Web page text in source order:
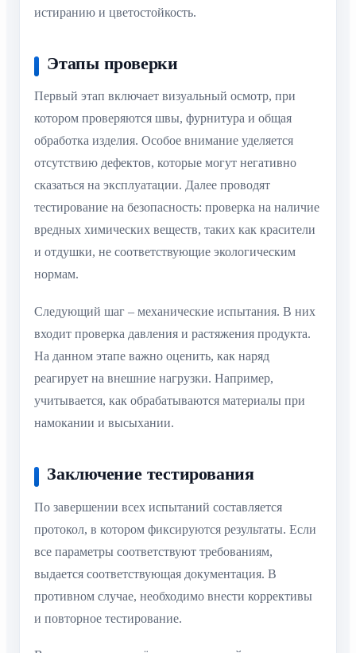
истиранию и цветостойкость.
Этапы проверки
Первый этап включает визуальный осмотр, при
котором проверяются швы, фурнитура и общая
обработка изделия. Особое внимание уделяется
отсутствию дефектов, которые могут негативно
сказаться на эксплуатации. Далее проводят
тестирование на безопасность: проверка на наличие
вредных химических веществ, таких как красители
и отдушки, не соответствующие экологическим
нормам.
Следующий шаг – механические испытания. В них
входит проверка давления и растяжения продукта.
На данном этапе важно оценить, как наряд
реагирует на внешние нагрузки. Например,
учитывается, как обрабатываются материалы при
намокании и высыхании.
Заключение тестирования
По завершении всех испытаний составляется
протокол, в котором фиксируются результаты. Если
все параметры соответствуют требованиям,
выдается соответствующая документация. В
противном случае, необходимо внести коррективы
и повторное тестирование.